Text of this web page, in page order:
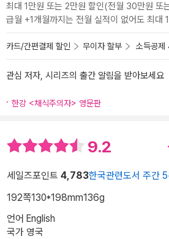
최대 1만원 또는 2만원 할인(전월 30만원 또
급월 +1개월까지는 전월 실적이 없어도 최대
카드/간편결제 할인 무이자 할부 소득공
관심 저자, 시리즈의 출간 알림을 받아보세요
한강 <채식주의자> 영문판
9.2
세일즈포인트 4,783한국관련도서 주간 5
192쪽130*198mm136g
언어 English
국가 영국